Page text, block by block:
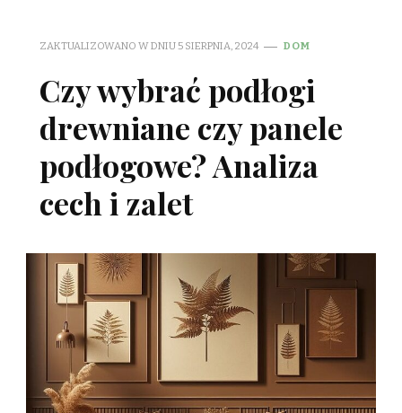
ZAKTUALIZOWANO W DNIU5 SIERPNIA, 2024 DOM
Czy wybrać podłogi
drewniane czy panele
podłogowe? Analiza
cech i zalet